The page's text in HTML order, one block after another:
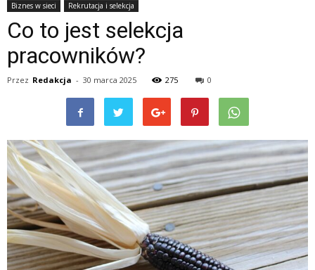
Biznes w sieci Rekrutacja i selekcja
Co to jest selekcja
pracowników?
Przez Redakcja - 30 marca 2025 275 0